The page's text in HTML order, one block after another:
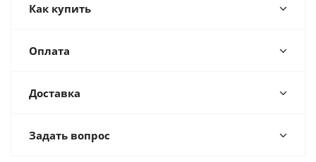
Как купить
Оплата
Доставка
Задать вопрос